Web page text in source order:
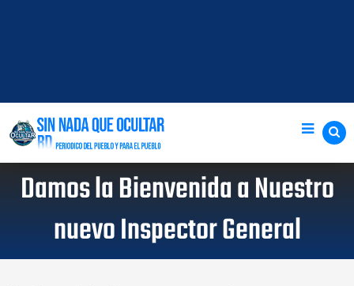
Damos la Bienvenida a Nuestro
nuevo Inspector General